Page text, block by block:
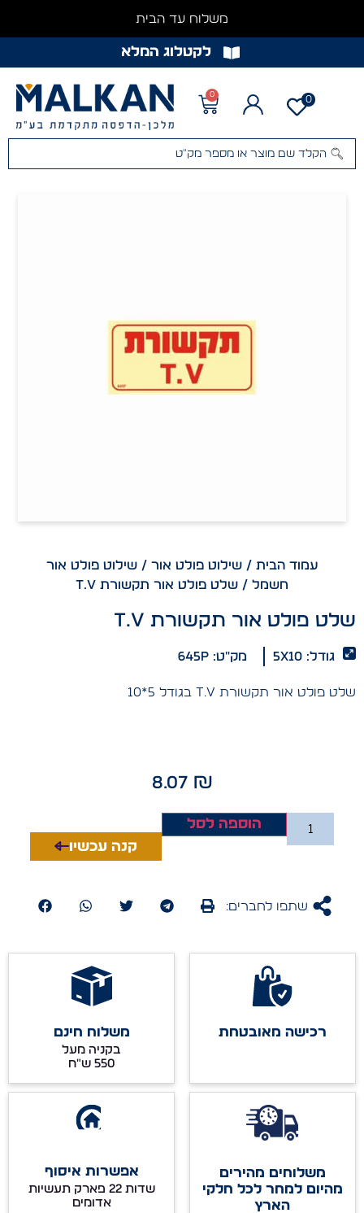
משלוח עד הבית
לקטלוג המלא
0
0
עמוד הבית/ שילוט פולט אור/ שילוט פולט אור
חשמל/ שלט פולט אור תקשורת T.V
שלט פולט אור תקשורת T.V
גודל: 5x10 מק"ט: 645p
שלט פולט אור תקשורת T.V בגודל 5*10
8.07₪
הוספה לסל
קנה עכשיו
שתפו לחברים:
רכישה מאובטחת משלוח חינם
בקניה מעל
משלוחים מהירים
מהיום למחר לכל חלקי
הארץ
אפשרות איסוף
שדות 22 פארק תעשיות
אדומים